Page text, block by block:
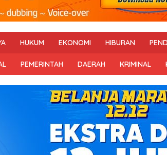
HUKUM EKONOMI HIBURAN
PEMERINTAH DAERAH KRIMINAL